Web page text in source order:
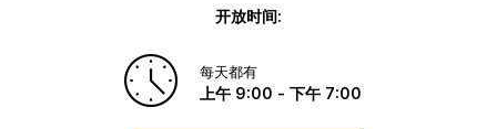
开放时间:
每天都有
上午 9:00 - 下午 7:00